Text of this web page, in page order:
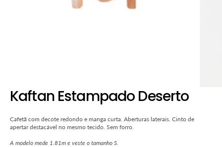
Kaftan Estampado Deserto
Cafetã com decote redondo e manga curta. Aberturas laterais. Cinto de
apertar destacável no mesmo tecido. Sem forro.
A modelo mede 1.81m e veste o tamanho S.